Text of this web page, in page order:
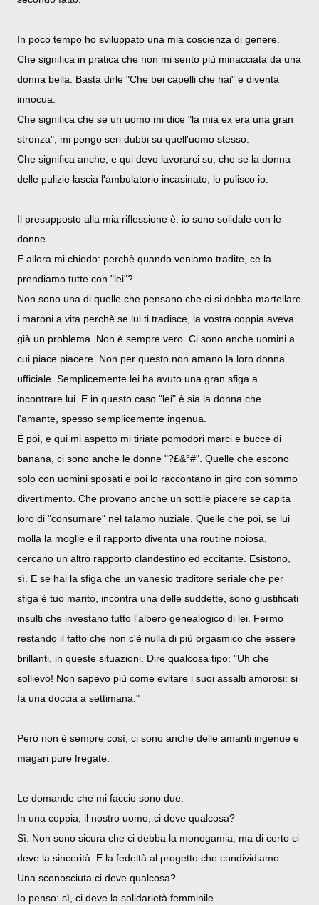
In poco tempo ho sviluppato una mia coscienza di genere.
Che significa in pratica che non mi sento più minacciata da una
donna bella. Basta dirle "Che bei capelli che hai" e diventa
innocua.
Che significa che se un uomo mi dice "la mia ex era una gran
stronza", mi pongo seri dubbi su quell'uomo stesso.
Che significa anche, e qui devo lavorarci su, che se la donna
delle pulizie lascia l'ambulatorio incasinato, lo pulisco io.
Il presupposto alla mia riflessione è: io sono solidale con le
donne.
E allora mi chiedo: perchè quando veniamo tradite, ce la
prendiamo tutte con "lei"?
Non sono una di quelle che pensano che ci si debba martellare
i maroni a vita perchè se lui ti tradisce, la vostra coppia aveva
già un problema. Non è sempre vero. Ci sono anche uomini a
cui piace piacere. Non per questo non amano la loro donna
ufficiale. Semplicemente lei ha avuto una gran sfiga a
incontrare lui. E in questo caso "lei" è sia la donna che
l'amante, spesso semplicemente ingenua.
E poi, e qui mi aspetto mi tiriate pomodori marci e bucce di
banana, ci sono anche le donne "?£&°#". Quelle che escono
solo con uomini sposati e poi lo raccontano in giro con sommo
divertimento. Che provano anche un sottile piacere se capita
loro di "consumare" nel talamo nuziale. Quelle che poi, se lui
molla la moglie e il rapporto diventa una routine noiosa,
cercano un altro rapporto clandestino ed eccitante. Esistono,
sì. E se hai la sfiga che un vanesio traditore seriale che per
sfiga è tuo marito, incontra una delle suddette, sono giustificati
insulti che investano tutto l'albero genealogico di lei. Fermo
restando il fatto che non c'è nulla di più orgasmico che essere
brillanti, in queste situazioni. Dire qualcosa tipo: "Uh che
sollievo! Non sapevo più come evitare i suoi assalti amorosi: si
fa una doccia a settimana."
Però non è sempre così, ci sono anche delle amanti ingenue e
magari pure fregate.
Le domande che mi faccio sono due.
In una coppia, il nostro uomo, ci deve qualcosa?
Sì. Non sono sicura che ci debba la monogamia, ma di certo ci
deve la sincerità. E la fedeltà al progetto che condividiamo.
Una sconosciuta ci deve qualcosa?
Io penso: sì, ci deve la solidarietà femminile.